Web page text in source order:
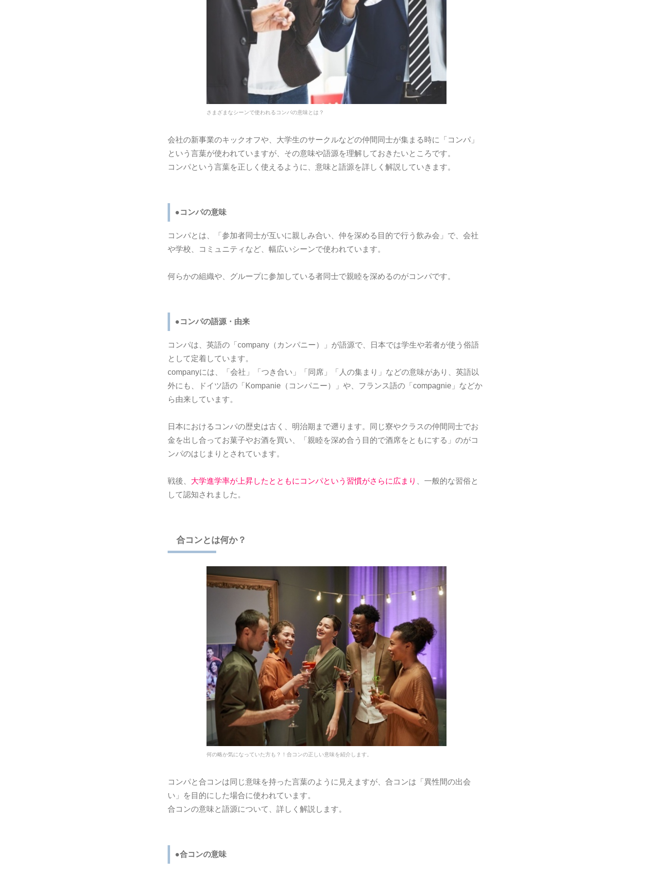
さまざまなシーンで使われるコンパの意味とは？
会社の新事業のキックオフや、大学生のサークルなどの仲間同士が集まる時に「コンパ」
という言葉が使われていますが、その意味や語源を理解しておきたいところです。
コンパという言葉を正しく使えるように、意味と語源を詳しく解説していきます。
●コンパの意味
コンパとは、「参加者同士が互いに親しみ合い、仲を深める目的で行う飲み会」で、会社
や学校、コミュニティなど、幅広いシーンで使われています。
何らかの組織や、グループに参加している者同士で親睦を深めるのがコンパです。
●コンパの語源・由来
コンパは、英語の「company（カンパニー）」が語源で、日本では学生や若者が使う俗語
として定着しています。
companyには、「会社」「つき合い」「同席」「人の集まり」などの意味があり、英語以
外にも、ドイツ語の「Kompanie（コンパニー）」や、フランス語の「compagnie」などか
ら由来しています。
日本におけるコンパの歴史は古く、明治期まで遡ります。同じ寮やクラスの仲間同士でお
金を出し合ってお菓子やお酒を買い、「親睦を深め合う目的で酒席をともにする」のがコ
ンパのはじまりとされています。
戦後、 大学進学率が上昇したとともにコンパという習慣がさらに広まり
、一般的な習俗と
して認知されました。
合コンとは何か？
何の略か気になっていた方も？！合コンの正しい意味を紹介します。
コンパと合コンは同じ意味を持った言葉のように見えますが、合コンは「異性間の出会
い」を目的にした場合に使われています。
合コンの意味と語源について、詳しく解説します。
●合コンの意味